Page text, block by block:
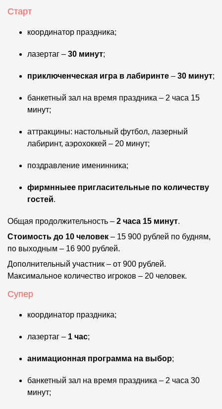
Старт
координатор праздника;
лазертаг – 30 минут;
приключенческая игра в лабиринте – 30 минут;
банкетный зал на время праздника – 2 часа 15
минут;
аттракцины: настольный футбол, лазерный
лабиринт, аэрохоккей – 20 минут;
поздравление именинника;
фирмнныее пригласительные по количеству
гостей.
Общая продолжительность – 2 часа 15 минут.
Стоимость до 10 человек – 15 900 рублей по будням,
по выходным – 16 900 рублей.
Дополнительный участник – от 900 рублей.
Максимальное количество игроков – 20 человек.
Супер
координатор праздника;
лазертаг – 1 час;
анимационная программа на выбор;
банкетный зал на время праздника – 2 часа 30
минут;